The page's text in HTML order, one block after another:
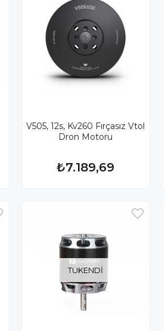
V505, 12s, Kv260 Fırçasız Vtol
Dron Motoru
₺7.189,69
TÜKENDI